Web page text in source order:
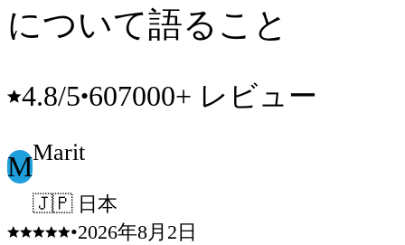
について語ること
4.8/5•607000+ レビュー
MMarit
🇯🇵 日本
•2026年8月2日